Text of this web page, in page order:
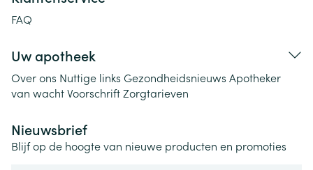
FAQ
Uw apotheek
Over ons Nuttige links Gezondheidsnieuws Apotheker
van wachtVoorschriftZorgtarieven
Nieuwsbrief
Blijf op de hoogte van nieuwe producten en promoties